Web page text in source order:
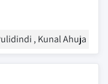
, Kunal Ahuja